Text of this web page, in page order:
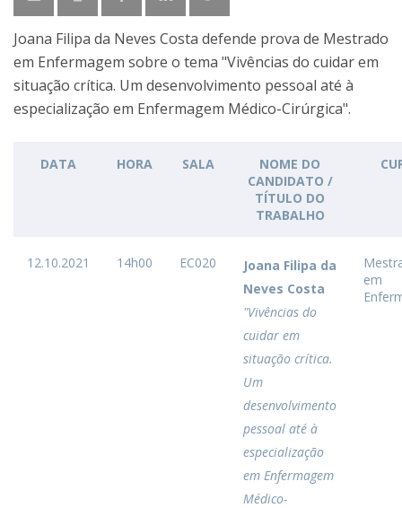
Joana Filipa da Neves Costa defende prova de Mestrado
em Enfermagem sobre o tema "Vivências do cuidar em
situação crítica. Um desenvolvimento pessoal até à
especialização em Enfermagem Médico-Cirúrgica".
DATA HORA SALA
NOME DO
CANDIDATO /
TÍTULO DO
TRABALHO
12.10.2021 14h00 EC020
Joana Filipa da
Neves Costa
"Vivências do
cuidar em
situação crítica.
Um
desenvolvimento
pessoal até à
especialização
em Enfermagem
Médico-
em